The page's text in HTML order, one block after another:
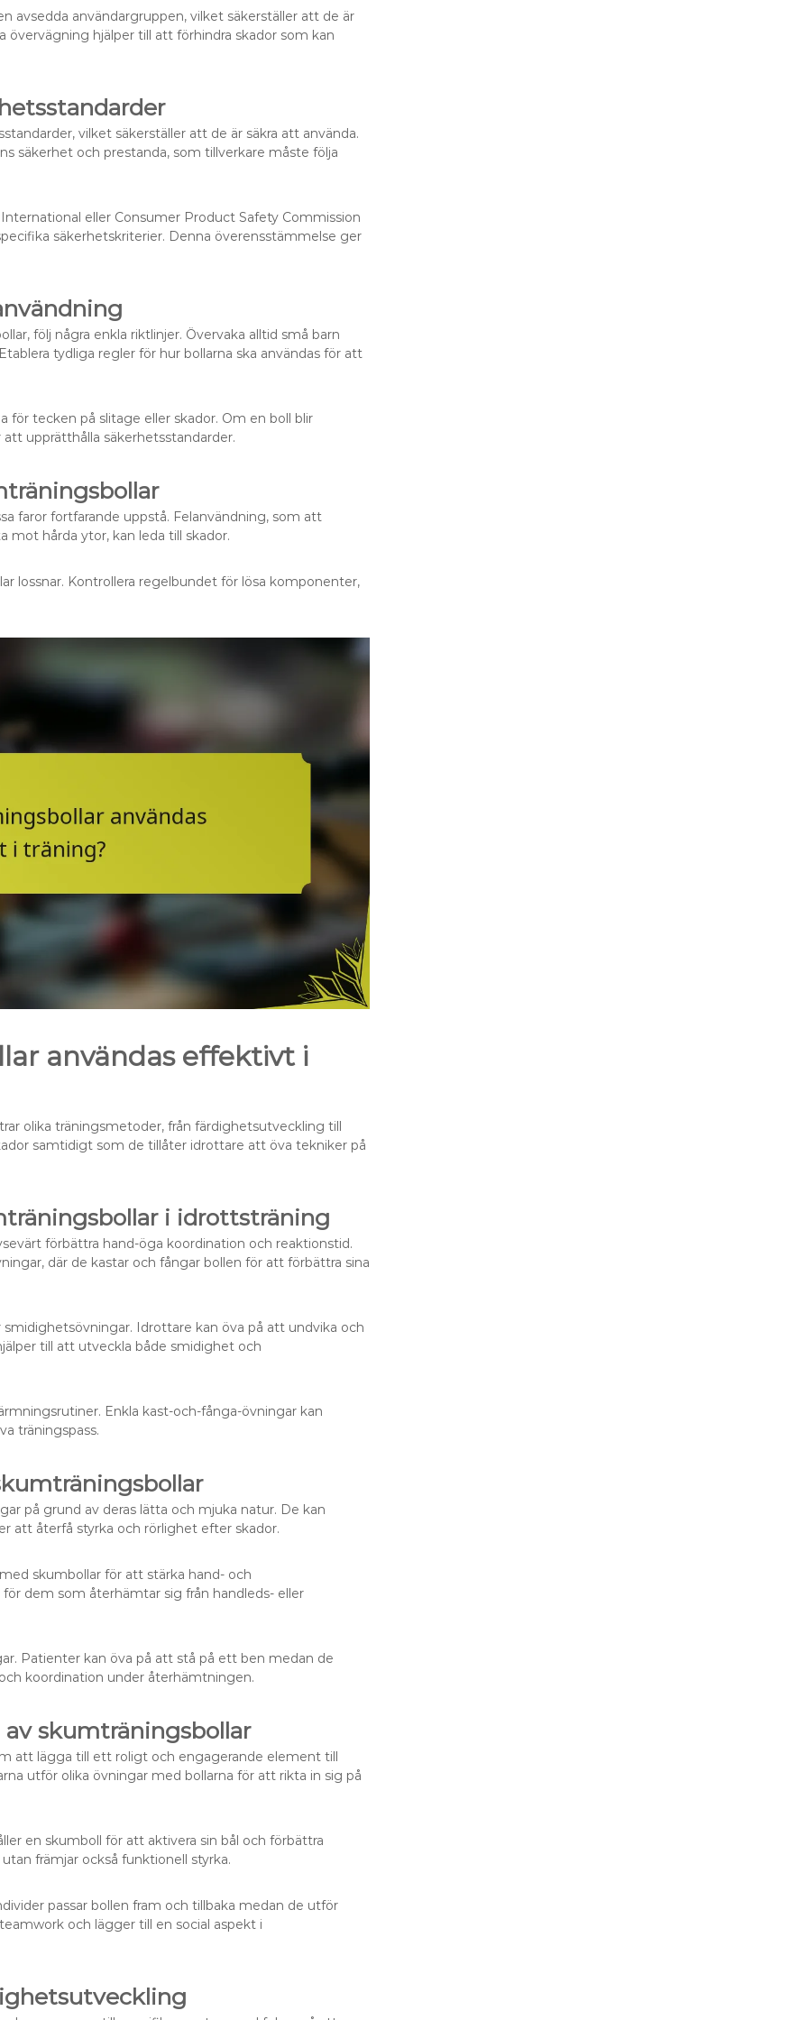
avsedda användargruppen, vilket säkerställer att de är
hjälper till att förhindra skador som kan
vilket säkerställer att de är säkra att använda.
säkerhet och prestanda, som tillverkare måste följa
eller Consumer Product Safety Commission
säkerhetskriterier. Denna överensstämmelse ger
följ några enkla riktlinjer. Övervaka alltid små barn
tydliga regler för hur bollarna ska användas för att
tecken på slitage eller skador. Om en boll blir
upprätthålla säkerhetsstandarder.
faror fortfarande uppstå. Felanvändning, som att
mot hårda ytor, kan leda till skador.
lossnar. Kontrollera regelbundet för lösa komponenter,
användas effektivt i
olika träningsmetoder, från färdighetsutveckling till
samtidigt som de tillåter idrottare att öva tekniker på
i idrottsträning
förbättra hand-öga koordination och reaktionstid.
där de kastar och fångar bollen för att förbättra sina
Idrottare kan öva på att undvika och
till att utveckla både smidighet och
Enkla kast-och-fånga-övningar kan
träningspass.
på grund av deras lätta och mjuka natur. De kan
att återfå styrka och rörlighet efter skador.
skumbollar för att stärka hand- och
dem som återhämtar sig från handleds- eller
Patienter kan öva på att stå på ett ben medan de
koordination under återhämtningen.
skumträningsbollar
att lägga till ett roligt och engagerande element till
utför olika övningar med bollarna för att rikta in sig på
en skumboll för att aktivera sin bål och förbättra
främjar också funktionell styrka.
passar bollen fram och tillbaka medan de utför
och lägger till en social aspekt i